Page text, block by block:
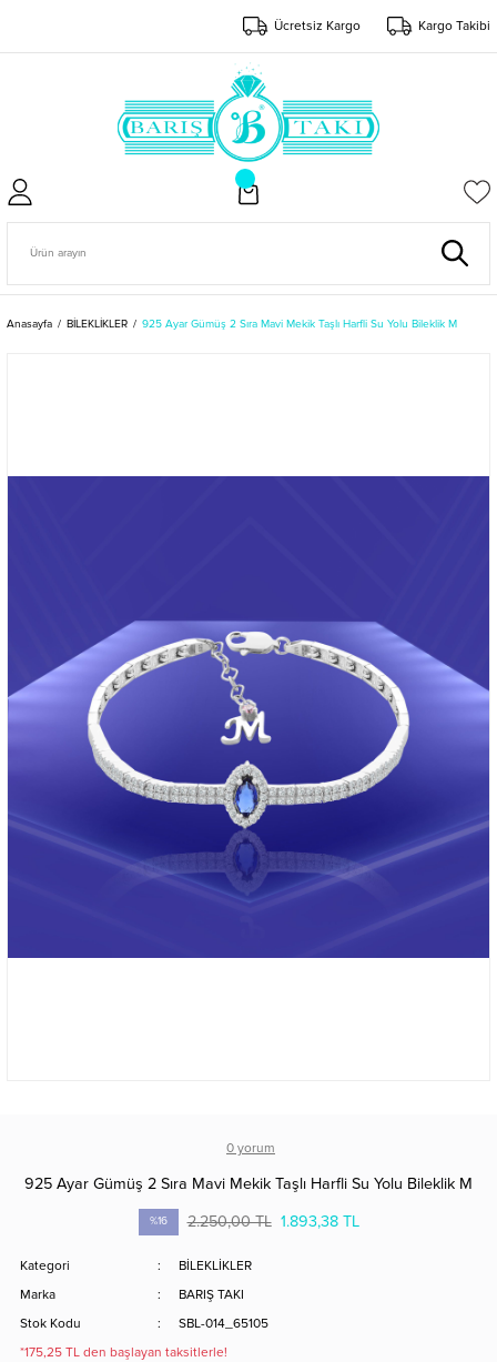
Ücretsiz Kargo Kargo Takibi
Anasayfa BİLEKLİKLER 925 Ayar Gümüş 2 Sıra Mavi Mekik Taşlı Harfli Su Yolu Bileklik M
0 yorum
925 Ayar Gümüş 2 Sıra Mavi Mekik Taşlı Harfli Su Yolu Bileklik M
%16 2.250,00 TL 1.893,38 TL
Kategori
BİLEKLİKLER
Marka
BARIŞ TAKI
Stok Kodu
SBL-014_65105
*175,25 TL den başlayan taksitlerle!